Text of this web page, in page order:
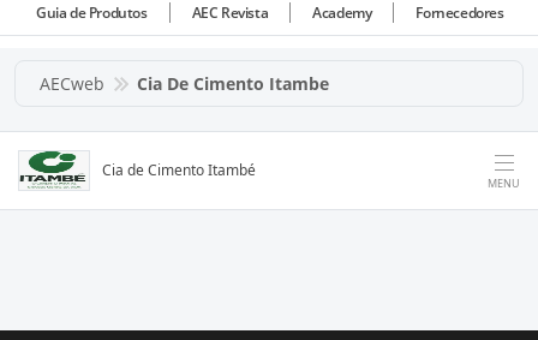
Guia de Produtos AEC Revista Academy Fornecedores
AECweb Cia De Cimento Itambe
Cia de Cimento Itambé
MENU